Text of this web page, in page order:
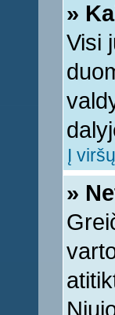
»
Visi
Į viršų
»